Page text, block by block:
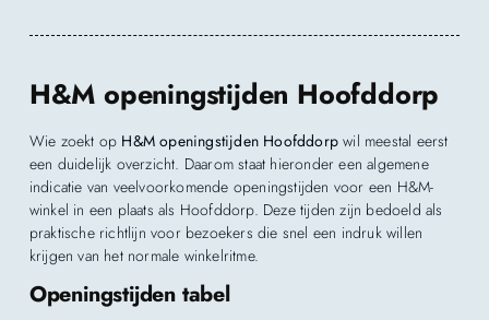
H&M openingstijden Hoofddorp
Wie zoekt op H&M openingstijden Hoofddorp wil meestal eerst
een duidelijk overzicht. Daarom staat hieronder een algemene
indicatie van veelvoorkomende openingstijden voor een H&M-
winkel in een plaats als Hoofddorp. Deze tijden zijn bedoeld als
praktische richtlijn voor bezoekers die snel een indruk willen
krijgen van het normale winkelritme.
Openingstijden tabel